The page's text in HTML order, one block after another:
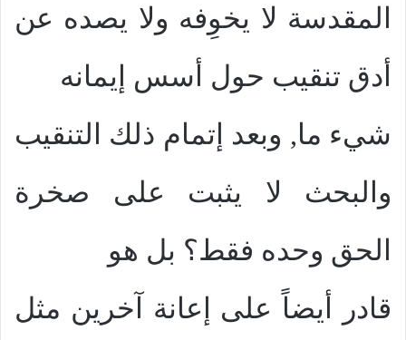
المقدسة لا يخوِفه ولا يصده عن
أدق تنقيب حول أسس إيمانه
شيء ما, وبعد إتمام ذلك التنقيب
والبحث لا يثبت على صخرة
الحق وحده فقط؟ بل هو
قادر أيضاً على إعانة آخرين مثل